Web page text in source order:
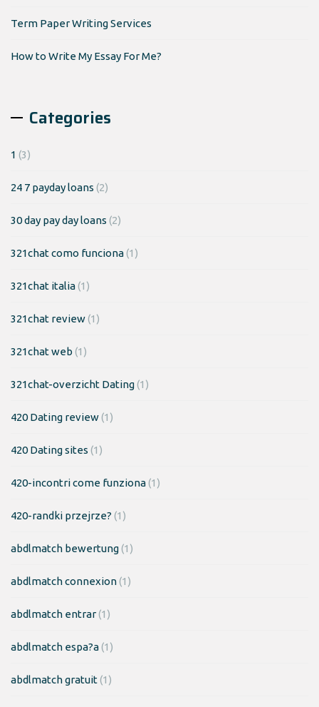
Term Paper Writing Services
How to Write My Essay For Me?
Categories
1 (3)
24 7 payday loans (2)
30 day pay day loans (2)
321chat como funciona(1)
321chat italia(1)
321chat review(1)
321chat web (1)
321chat-overzicht Dating(1)
420 Dating review(1)
420 Dating sites (1)
420-incontri come funziona(1)
420-randki przejrze? (1)
abdlmatch bewertung(1)
abdlmatch connexion(1)
abdlmatch entrar(1)
abdlmatch espa?a(1)
abdlmatch gratuit(1)